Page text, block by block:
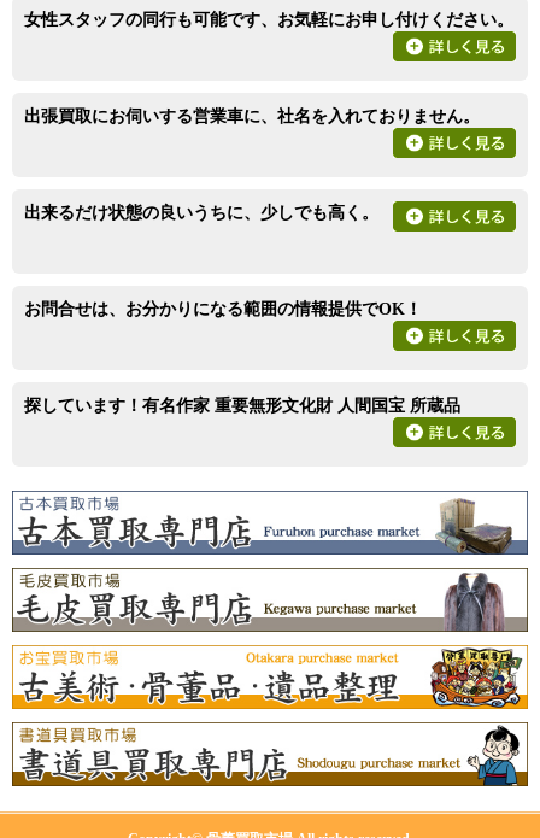
女性スタッフの同行も可能です、お気軽にお申し付けください。
出張買取にお伺いする営業車に、社名を入れておりません。
出来るだけ状態の良いうちに、少しでも高く。
お問合せは、お分かりになる範囲の情報提供でOK！
探しています！有名作家 重要無形文化財 人間国宝 所蔵品